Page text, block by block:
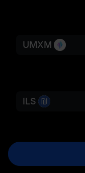
UMXM
ILS